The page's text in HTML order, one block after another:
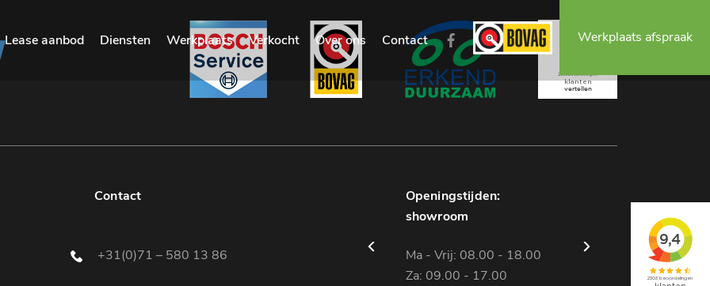
Lease aanbod Diensten Werkplaats Verkocht Over ons Contact Werkplaats afspraak
Contact
+31(0)71 – 580 13 86
Openingstijden:
showroom
Ma - Vrij: 08.00 - 18.00
Za: 09.00 - 17.00
Ma - Vrij: 08.00 - 18.00